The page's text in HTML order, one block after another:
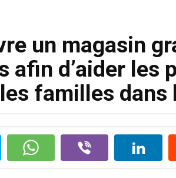
un magasin
afin d’aider les
familles dans